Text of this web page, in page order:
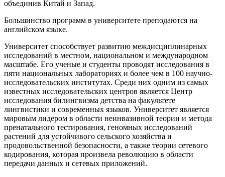
объединив Китай и Запад.
Большинство программ в университете преподаются на
английском языке.
Университет способствует развитию междисциплинарных
исследований в местном, национальном и международном
масштабе. Его ученые и студенты проводят исследования в
пяти национальных лабораториях и более чем в 100 научно-
исследовательских институтах. Среди них одним из самых
известных исследовательских центров является Центр
исследования билингвизма детства на факультете
лингвистики и современных языков. Университет является
мировым лидером в области неинвазивной теории и метода
пренатального тестирования, геномных исследований
растений для устойчивого сельского хозяйства и
продовольственной безопасности, а также теории сетевого
кодирования, которая произвела революцию в области
передачи данных и сетевых приложений.